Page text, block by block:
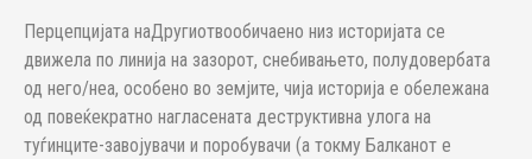
Перцепцијата наДругиотвообичаено низ историјата се
движела по линија на зазорот, снебивањето, полудовербата
од него/неа, особено во земјите, чија историја е обележана
од повеќекратно нагласената деструктивна улога на
туѓинците-завојувачи и поробувачи (а токму Балканот е